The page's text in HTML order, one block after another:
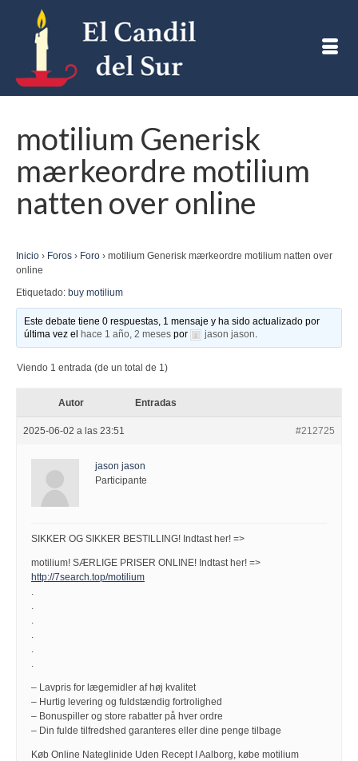
motilium Generisk
mærkeordre motilium
natten over online
Inicio › Foros › Foro › motilium Generisk mærkeordre motilium natten over
online
Etiquetado: buy motilium
Este debate tiene 0 respuestas, 1 mensaje y ha sido actualizado por
última vez el
hace 1 año, 2 meses por jason jason.
Viendo 1 entrada (de un total de 1)
Autor Entradas
2025-06-02 a las 23:51 #212725
jason jason
Participante
SIKKER OG SIKKER BESTILLING! Indtast her! =>
motilium! SÆRLIGE PRISER ONLINE! Indtast her! =>
http://7search.top/motilium
.
.
.
.
.
.
– Lavpris for lægemidler af høj kvalitet
– Hurtig levering og fuldstændig fortrolighed
– Bonuspiller og store rabatter på hver ordre
– Din fulde tilfredshed garanteres eller dine penge tilbage
Køb Online Nateglinide Uden Recept I Aalborg, købe motilium